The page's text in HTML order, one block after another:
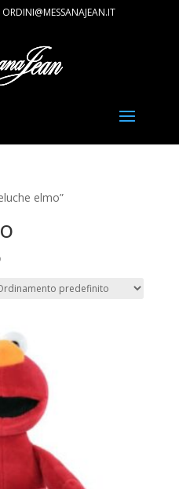
ORDINI@MESSANAJEAN.IT
elmo”